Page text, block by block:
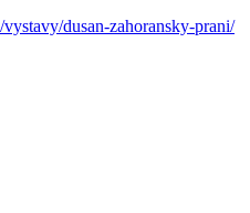
dusan-zahoransky-prani/